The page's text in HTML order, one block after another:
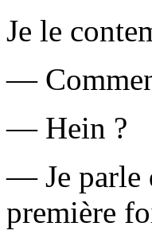
Je le
—
— Hein ?
— Je parle
première